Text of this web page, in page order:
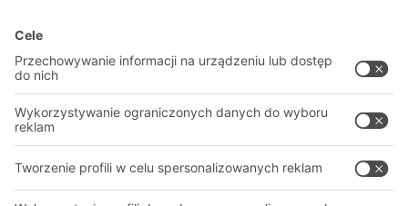
Rozwiązania
Rozwiązania intralogistyczne
Systemy pojemników
Systemy regałów
Systemy transportowe
Nasze usługi
PROFESJONALNY MAGAZYN
SYSTEMY MAGAZYNOWE
Pliki do pobrania
Formularz kontaktowy
Firma Śledź nas